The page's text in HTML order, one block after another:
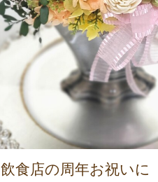
飲食店の周年お祝いに